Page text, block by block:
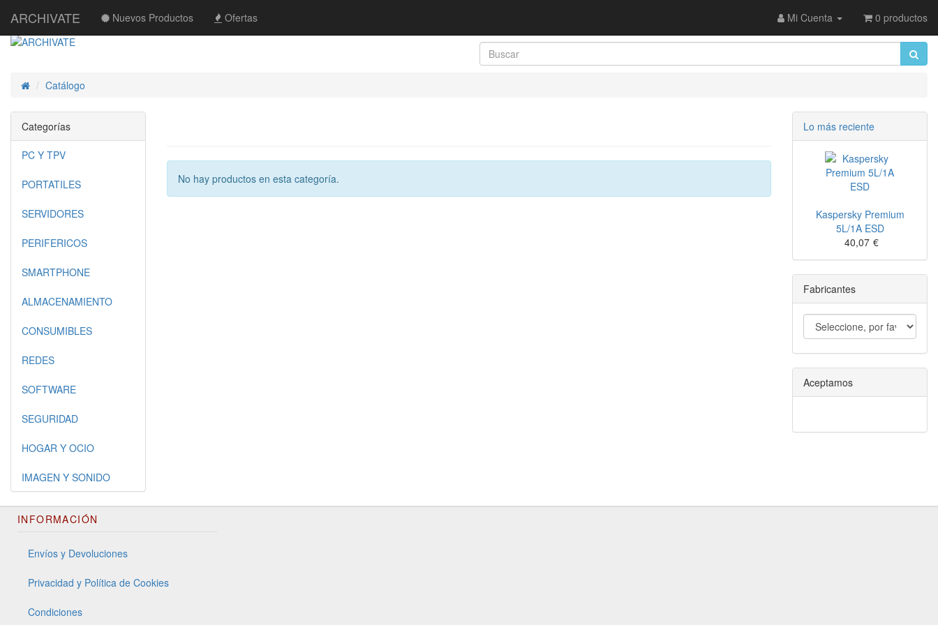
ARCHIVATE Nuevos Productos Ofertas Mi Cuenta 0 productos
InicioCatálogo
No hay productos en esta categoría.
Categorías
PC Y TPV
PORTATILES
SERVIDORES
PERIFERICOS
SMARTPHONE
ALMACENAMIENTO
CONSUMIBLES
REDES
SOFTWARE
SEGURIDAD
HOGAR Y OCIO
IMAGEN Y SONIDO
Lo más reciente
Kaspersky Premium
5L/1A ESD
40,07 €
Fabricantes
Aceptamos
INFORMACIÓN
Envíos y Devoluciones
Privacidad y Política de Cookies
Condiciones